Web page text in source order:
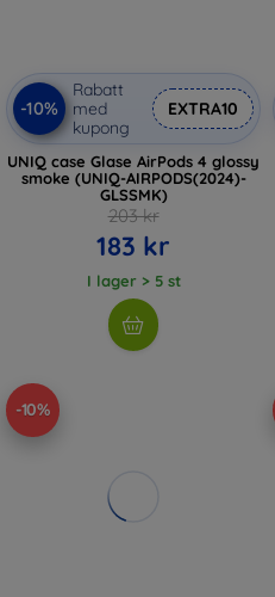
-10%
Rabatt
med
kupong
EXTRA10
UNIQ case Glase AirPods 4 glossy
smoke (UNIQ-AIRPODS(2024)-
GLSSMK)
203 kr
183 kr
I lager > 5 st
-10%